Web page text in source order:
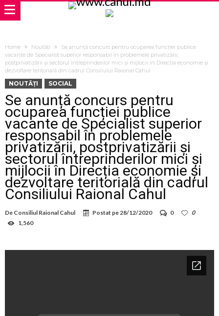
Home Noutăți
Se anunță concurs pentru ocuparea funcției publice
vacante de Specialist superior responsabil în problemele privatizării,
postprivatizării și sectorul întreprinderilor mici și mijlocii în Direcția economie și
dezvoltare teritorială din cadrul Consiliului Raional Cahul
NOUTĂȚI SOCIAL
Se anunță concurs pentru
ocuparea funcției publice
vacante de Specialist superior
responsabil în problemele
privatizării, postprivatizării și
sectorul întreprinderilor mici și
mijlocii în Direcția economie și
dezvoltare teritorială din cadrul
Consiliului Raional Cahul
De Consiliul Raional Cahul Postat pe28/12/2020 0
0
1,560